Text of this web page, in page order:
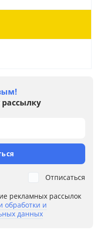
рекламных рассылок
обработки и
данных
Отписаться